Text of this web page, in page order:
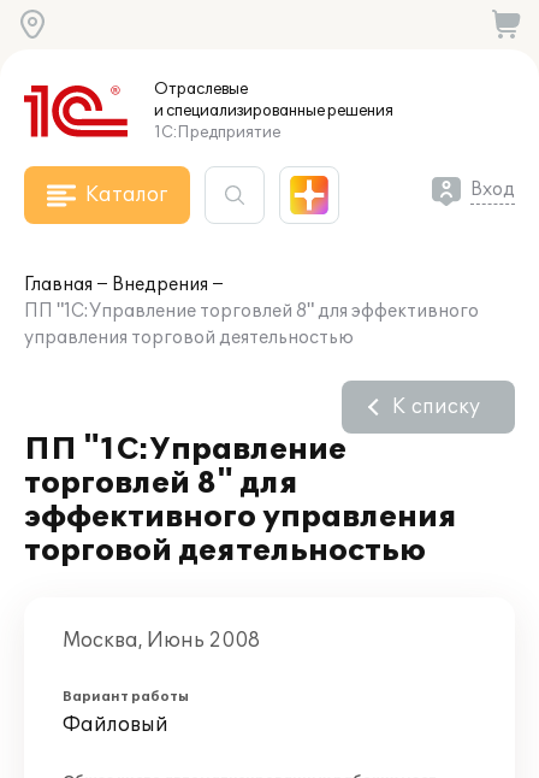
Отраслевые
и специализированныерешения
1С:Предприятие
Каталог Вход
Главная
Внедрения
ПП "1С:Управление торговлей 8" для эффективного
управления торговой деятельностью
ПП "1С:Управление
торговлей 8" для
эффективного управления
торговой деятельностью
К списку
Москва, Июнь 2008
Вариант работы
Файловый